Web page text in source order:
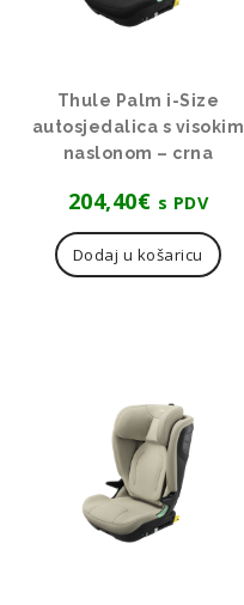
Thule Palm i-Size
autosjedalica s visokim
naslonom – crna
204,40€ s PDV
Dodaj u košaricu